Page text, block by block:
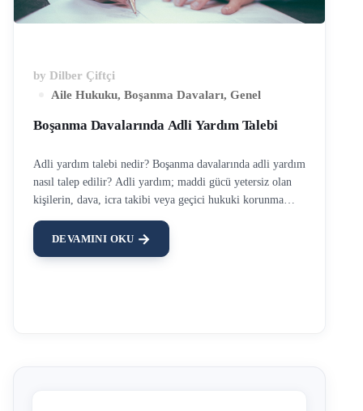
by Dilber Çiftçi
Aile Hukuku, Boşanma Davaları, Genel
Boşanma Davalarında Adli Yardım Talebi
Adli yardım talebi nedir? Boşanma davalarında adli yardım
nasıl talep edilir? Adli yardım; maddi gücü yetersiz olan
kişilerin, dava, icra takibi veya geçici hukuki korunma
ücretinin geçici olarak Devlet tarafından ödenmesidir. Adli
yardımın en sık görüldüğü konuların başında boşanma
DEVAMINI OKU